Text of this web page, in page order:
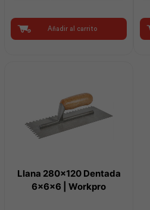
Multiuso
|
Añadir al carrito
Llana 280×120 Dentada
6x6x6 | Workpro